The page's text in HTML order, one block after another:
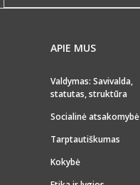
APIE MUS
Valdymas: Savivalda,
statutas, struktūra
Socialinė atsakomybė
Tarptautiškumas
Kokybė